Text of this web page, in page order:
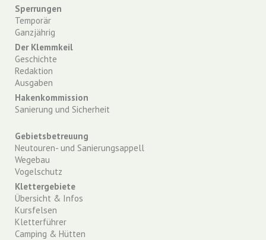
Sperrungen
Temporär
Ganzjährig
Der Klemmkeil
Geschichte
Redaktion
Ausgaben
Hakenkommission
Sanierung und Sicherheit
Gebietsbetreuung
Neutouren- und Sanierungsappell
Wegebau
Vogelschutz
Klettergebiete
Übersicht & Infos
Kursfelsen
Kletterführer
Camping & Hütten